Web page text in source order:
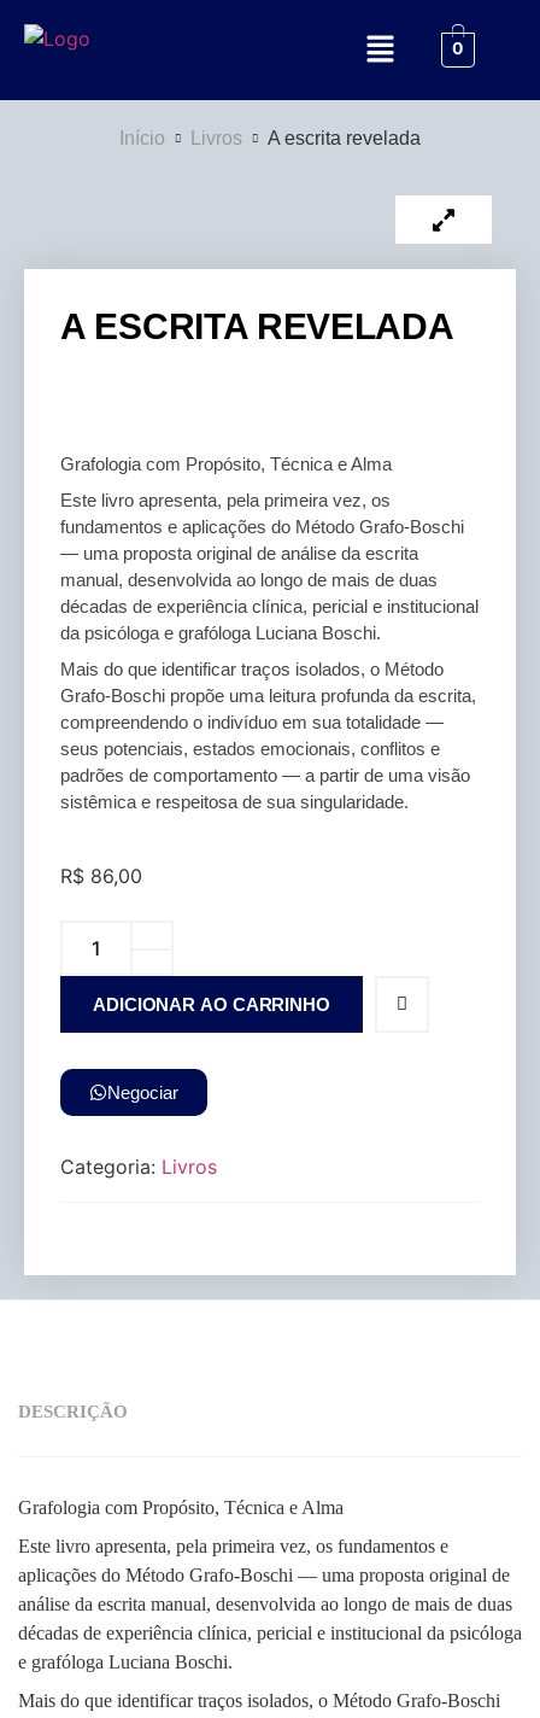
0
Início Livros A escrita revelada
A ESCRITA REVELADA
Grafologia com Propósito, Técnica e Alma
Este livro apresenta, pela primeira vez, os
fundamentos e aplicações do Método Grafo-Boschi
— uma proposta original de análise da escrita
manual, desenvolvida ao longo de mais de duas
décadas de experiência clínica, pericial e institucional
da psicóloga e grafóloga Luciana Boschi.
Mais do que identificar traços isolados, o Método
Grafo-Boschi propõe uma leitura profunda da escrita,
compreendendo o indivíduo em sua totalidade —
seus potenciais, estados emocionais, conflitos e
padrões de comportamento — a partir de uma visão
sistêmica e respeitosa de sua singularidade.
R$ 86,00
ADICIONAR AO CARRINHO
Negociar
Categoria: Livros
DESCRIÇÃO
Grafologia com Propósito, Técnica e Alma
Este livro apresenta, pela primeira vez, os fundamentos e
aplicações do Método Grafo-Boschi — uma proposta original de
análise da escrita manual, desenvolvida ao longo de mais de duas
décadas de experiência clínica, pericial e institucional da psicóloga
e grafóloga Luciana Boschi.
Mais do que identificar traços isolados, o Método Grafo-Boschi